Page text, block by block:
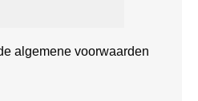
algemene voorwaarden